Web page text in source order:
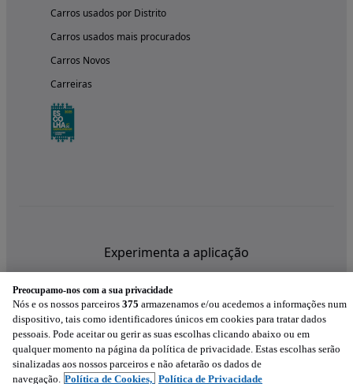
Carros usados por Distrito
Carros usados mais procurados
Carros Novos
Carreiras
Experimenta a aplicação
Preocupamo-nos com a sua privacidade
Nós e os nossos parceiros 375 armazenamos e/ou acedemos a informações num
dispositivo, tais como identificadores únicos em cookies para tratar dados
pessoais. Pode aceitar ou gerir as suas escolhas clicando abaixo ou em
qualquer momento na página da política de privacidade. Estas escolhas serão
sinalizadas aos nossos parceiros e não afetarão os dados de
navegação. Política de Cookies, Política de Privacidade